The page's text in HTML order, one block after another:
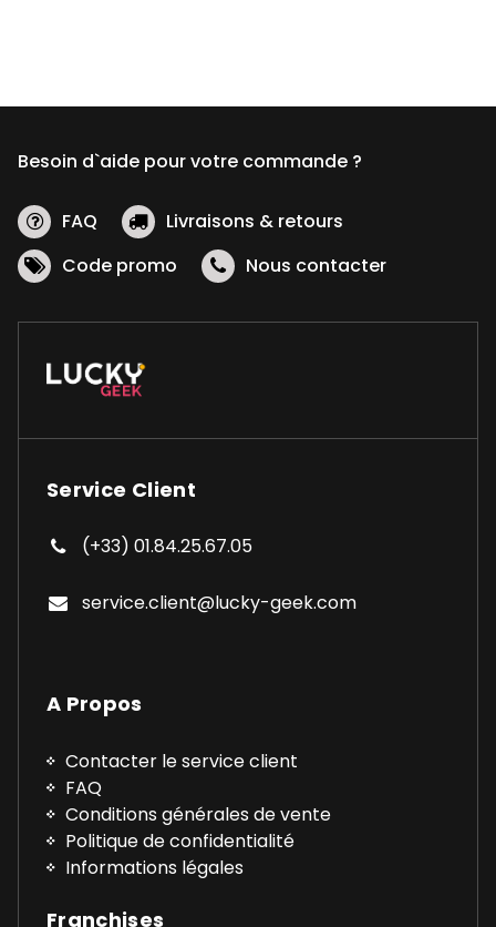
Besoin d`aide pour votre commande ?
FAQ
Livraisons & retours
Code promo
Nous contacter
Service Client
(+33) 01.84.25.67.05
service.client@lucky-geek.com
A Propos
Contacter le service client
FAQ
Conditions générales de vente
Politique de confidentialité
Informations légales
Franchises